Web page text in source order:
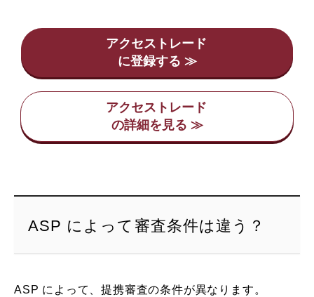
アクセストレード
アクセストレード
ASP によって審査条件は違う？
ASP によって、提携審査の条件が異なります。